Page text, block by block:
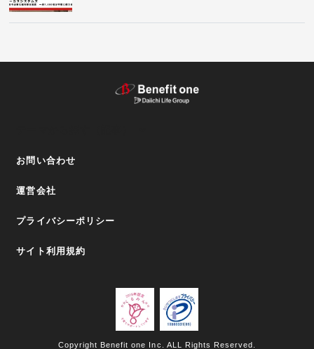
お問い合わせ
運営会社
プライバシーポリシー
サイト利用規約
Copyright Benefit one Inc. ALL Rights Reserved.